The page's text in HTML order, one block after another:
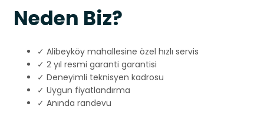
Neden Biz?
✓ Alibeyköy mahallesine özel hızlı servis
✓ 2 yıl resmi garanti garantisi
✓ Deneyimli teknisyen kadrosu
✓ Uygun fiyatlandırma
✓ Anında randevu